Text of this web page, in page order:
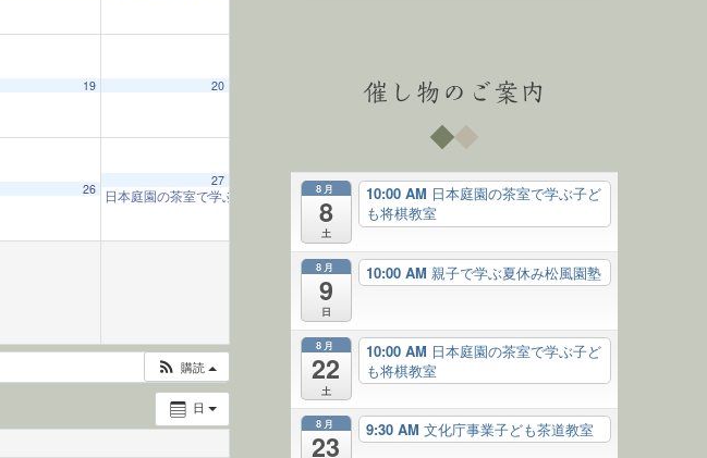
19 20
26
27
日本庭園の茶室で学ぶ子ども将棋教室10:00 AM
購読
日
催し物のご案内
8月
8
土
10:00 AM 日本庭園の茶室で学ぶ子ど
も将棋教室
8月
9
日
10:00 AM 親子で学ぶ夏休み松風園塾
8月
22
土
10:00 AM 日本庭園の茶室で学ぶ子ど
も将棋教室
8月
23
9:30 AM 文化庁事業子ども茶道教室